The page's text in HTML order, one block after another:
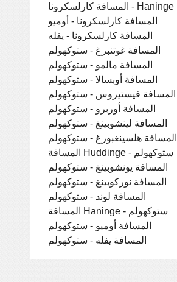
المسافة كارلسكرونا - Haninge
المسافة كارلسكرونا - أوميو
المسافة كارلسكرونا - يفله
المسافة غوتنبرغ - ستوكهولم
المسافة مالمو - ستوكهولم
المسافة أوبسالا - ستوكهولم
المسافة فيستيروس - ستوكهولم
المسافة أوربرو - ستوكهولم
المسافة لينشوبينغ - ستوكهولم
المسافة هلسينغبورغ - ستوكهولم
المسافة Huddinge - ستوكهولم
المسافة يونشوبينغ - ستوكهولم
المسافة نوركوبينغ - ستوكهولم
المسافة لوند - ستوكهولم
المسافة Haninge - ستوكهولم
المسافة أوميو - ستوكهولم
المسافة يفله - ستوكهولم